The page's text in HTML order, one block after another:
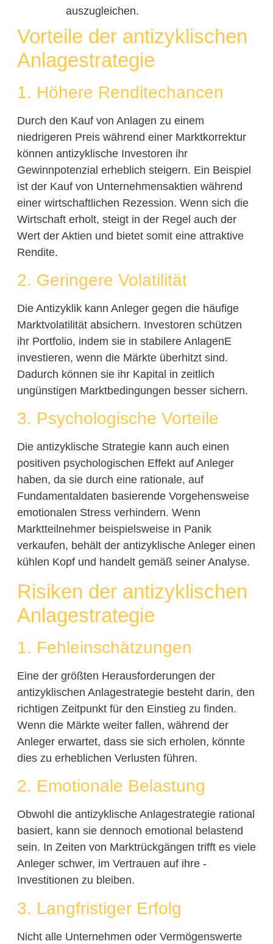
auszugleichen.
Vorteile der antizyklischen
Anlagestrategie
1. Höhere Renditechancen
Durch den Kauf von Anlagen zu einem
niedrigeren Preis während einer Marktkorrektur
können antizyklische Investoren ihr
Gewinnpotenzial erheblich steigern. Ein Beispiel
ist der Kauf von Unternehmensaktien während
einer wirtschaftlichen Rezession. Wenn sich die
Wirtschaft erholt, steigt in der Regel auch der
Wert der Aktien und bietet somit eine attraktive
Rendite.
2. Geringere Volatilität
Die Antizyklik kann Anleger gegen die häufige
Marktvolatilität absichern. Investoren schützen
ihr Portfolio, indem sie in stabilere AnlagenE
investieren, wenn die Märkte überhitzt sind.
Dadurch können sie ihr Kapital in zeitlich
ungünstigen Marktbedingungen besser sichern.
3. Psychologische Vorteile
Die antizyklische Strategie kann auch einen
positiven psychologischen Effekt auf Anleger
haben, da sie durch eine rationale, auf
Fundamentaldaten basierende Vorgehensweise
emotionalen Stress verhindern. Wenn
Marktteilnehmer beispielsweise in Panik
verkaufen, behält der antizyklische Anleger einen
kühlen Kopf und handelt gemäß seiner Analyse.
Risiken der antizyklischen
Anlagestrategie
1. Fehleinschätzungen
Eine der größten Herausforderungen der
antizyklischen Anlagestrategie besteht darin, den
richtigen Zeitpunkt für den Einstieg zu finden.
Wenn die Märkte weiter fallen, während der
Anleger erwartet, dass sie sich erholen, könnte
dies zu erheblichen Verlusten führen.
2. Emotionale Belastung
Obwohl die antizyklische Anlagestrategie rational
basiert, kann sie dennoch emotional belastend
sein. In Zeiten von Marktrückgängen trifft es viele
Anleger schwer, im Vertrauen auf ihre -
Investitionen zu bleiben.
3. Langfristiger Erfolg
Nicht alle Unternehmen oder Vermögenswerte